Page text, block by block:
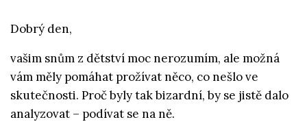
Dobrý den,
vašim snům z dětství moc nerozumím, ale možná
vám měly pomáhat prožívat něco, co nešlo ve
skutečnosti. Proč byly tak bizardní, by se jistě dalo
analyzovat – podívat se na ně.